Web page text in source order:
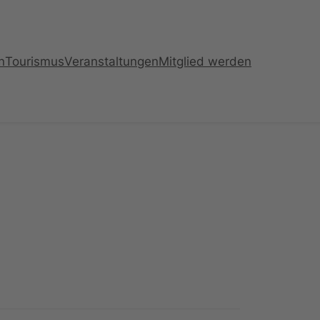
TourismusVeranstaltungenMitglied werden